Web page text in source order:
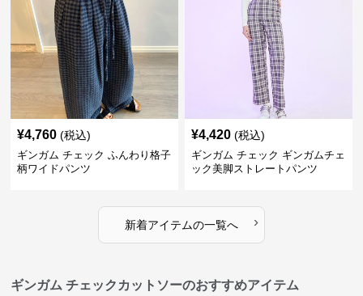
¥4,760 (税込)
ギンガム チェック ふんわり格子
柄ワイドパンツ
¥4,420 (税込)
ギンガム チェック ギンガムチェ
ック美脚ストレートパンツ
新着アイテムの一覧へ ›
ギンガム チェックカットソーのおすすめアイテム